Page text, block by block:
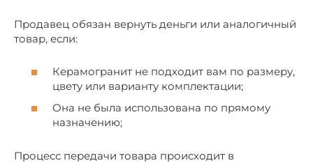
Продавец обязан вернуть деньги или аналогичный
товар, если:
Керамогранит не подходит вам по размеру,
цвету или варианту комплектации;
Она не была использована по прямому
назначению;
Процесс передачи товара происходит в